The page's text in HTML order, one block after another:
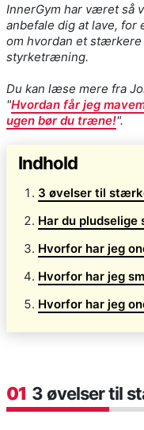
InnerGym har været så
anbefale dig at lave,
om hvordan et
styrketræning.
Du kan læse mere fra
"Hvordan får jeg
ugen bør du træne!".
Indhold
3 øvelser til
Har du pludselige
Hvorfor har jeg
Hvorfor har jeg
Hvorfor har jeg
01 3 øvelser til